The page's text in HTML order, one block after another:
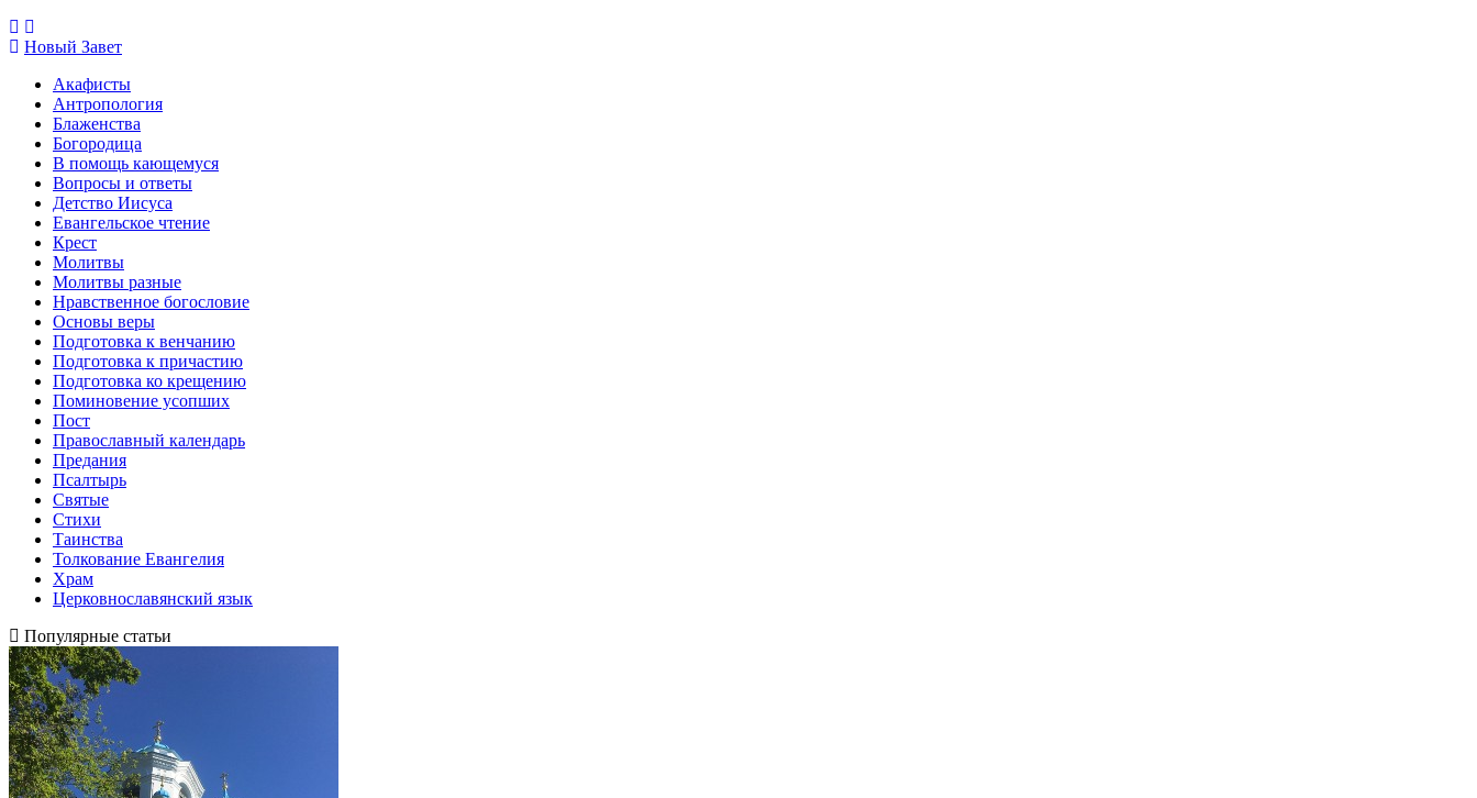
Новый Завет
Акафисты
Антропология
Блаженства
Богородица
В помощь кающемуся
Вопросы и ответы
Детство Иисуса
Евангельское чтение
Крест
Молитвы
Молитвы разные
Нравственное богословие
Основы веры
Подготовка к венчанию
Подготовка к причастию
Подготовка ко крещению
Поминовение усопших
Пост
Православный календарь
Предания
Псалтырь
Святые
Стихи
Таинства
Толкование Евангелия
Храм
Церковнославянский язык
Популярные статьи